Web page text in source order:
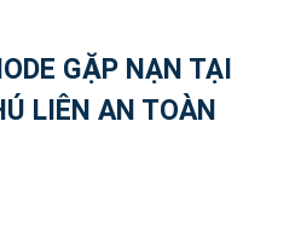
GẶP NẠN TẠI
LIÊN AN TOÀN